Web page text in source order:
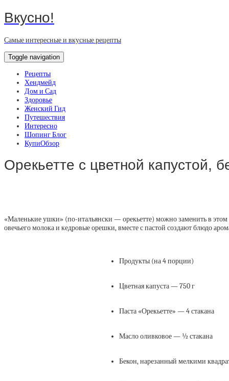
Вкусно!
Самые интересные и вкусные рецепты
Toggle navigation
Рецепты
Хендмейд
Дом и Сад
Здоровье
Женский Гид
Путешествия
Интересно
Шопинг Блог
КупиОбзор
Орекьетте с цветной капустой,
«Маленькие ушки» (по-итальянски — орекьетте) можно заменить в
овечьего молока и кедровые орешки, вместе с пастой создают блюдо
Продукты (на 4 порции)
Цветная капуста — 750 г
Паста «Орекьетте» — 4 стакана
Масло оливковое — ½ стакана
Бекон, нарезанный мелкими